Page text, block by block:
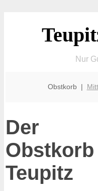
Nur
Obstkorb |
Der
Teupitz